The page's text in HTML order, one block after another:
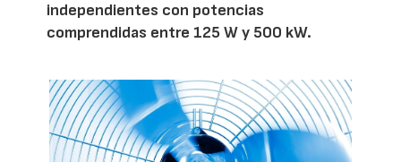
independientes con potencias
comprendidas entre 125 W y 500 kW.